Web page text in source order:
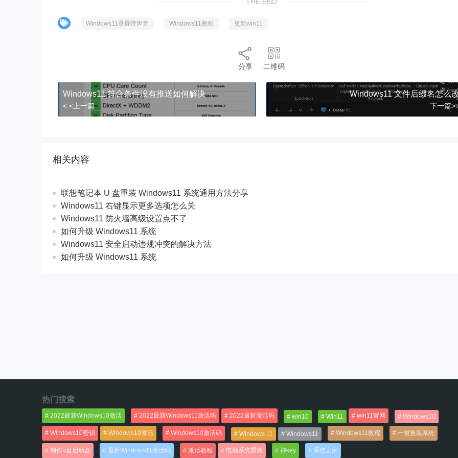
Windows11录屏带声音 Windows11教程 更新win11
分享 二维码
Windows11 符合条件没有推送如何解决
< <上一篇
Windows11 文件后缀名怎么
下一篇
相关内容
联想笔记本 U 盘重装 Windows11 系统通用方法分享
Windows11 右键显示更多选项怎么关
Windows11 防火墙高级设置点不了
如何升级 Windows11 系统
Windows11 安全启动违规冲突的解决方法
如何升级 Windows11 系统
热门搜索
2022最新Windows10激活 2022最新Windows11激活码 2022最新激活码 win10 Win11 win11官网 Windows10
Windows10密钥 Windows10激活 Windows10激活码 Windows 11 Windows11 Windows11教程 一键重装系统
制作u盘启动盘 最新Windows11激活码 激活教程 电脑系统重装 神key 系统之家